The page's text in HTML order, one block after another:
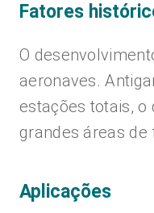
Fatores
O
aeronaves.
estações totais,
grandes áreas de
Aplicações